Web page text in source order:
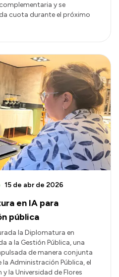
y se
cuota durante el próximo
en IA para
pública
15 de abr de 2026
la Diplomatura en
a la Gestión Pública, una
de manera conjunta
Administración Pública, el
la Universidad de Flores